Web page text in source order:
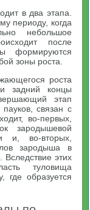
в два этапа.
периоду, когда
небольшое
после
формируются
зоны роста.
роста
задний концы
этап
связан с
во-первых,
зародышевой
и, во-вторых,
зародыша в
Вследствие этих
туловища
где образуется